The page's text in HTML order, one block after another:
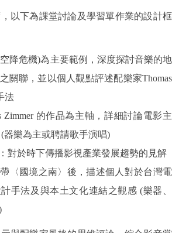
以下為課堂討論及學習單作業的設計框
降危機)為主要範例，深度探討音樂的地
關聯，並以個人觀點評述配樂家Thomas
法
Zimmer 的作品為主軸，詳細討論電影主
器樂為主或聘請歌手演唱)
對於時下傳播影視產業發展趨勢的見解
〈國境之南〉後，描述個人對於台灣電
手法及與本土文化連結之觀感 (樂器、